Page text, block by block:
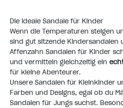
Die ideale Sandale für Kinder
Wenn die Temperaturen steigen
sind gut sitzende Kindersandalen
Affenzahn Sandalen für Kinder
und vermitteln gleichzeitig ein
für kleine Abenteurer.
Unsere Sandalen für Kleinkinder
Farben und Designs, egal ob du
Sandalen für Jungs suchst.